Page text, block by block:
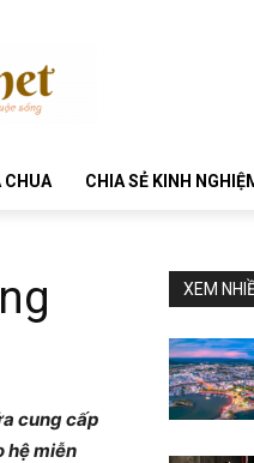
CHUA CHIA SẺ KINH
cung cấp
hệ miễn
XEM